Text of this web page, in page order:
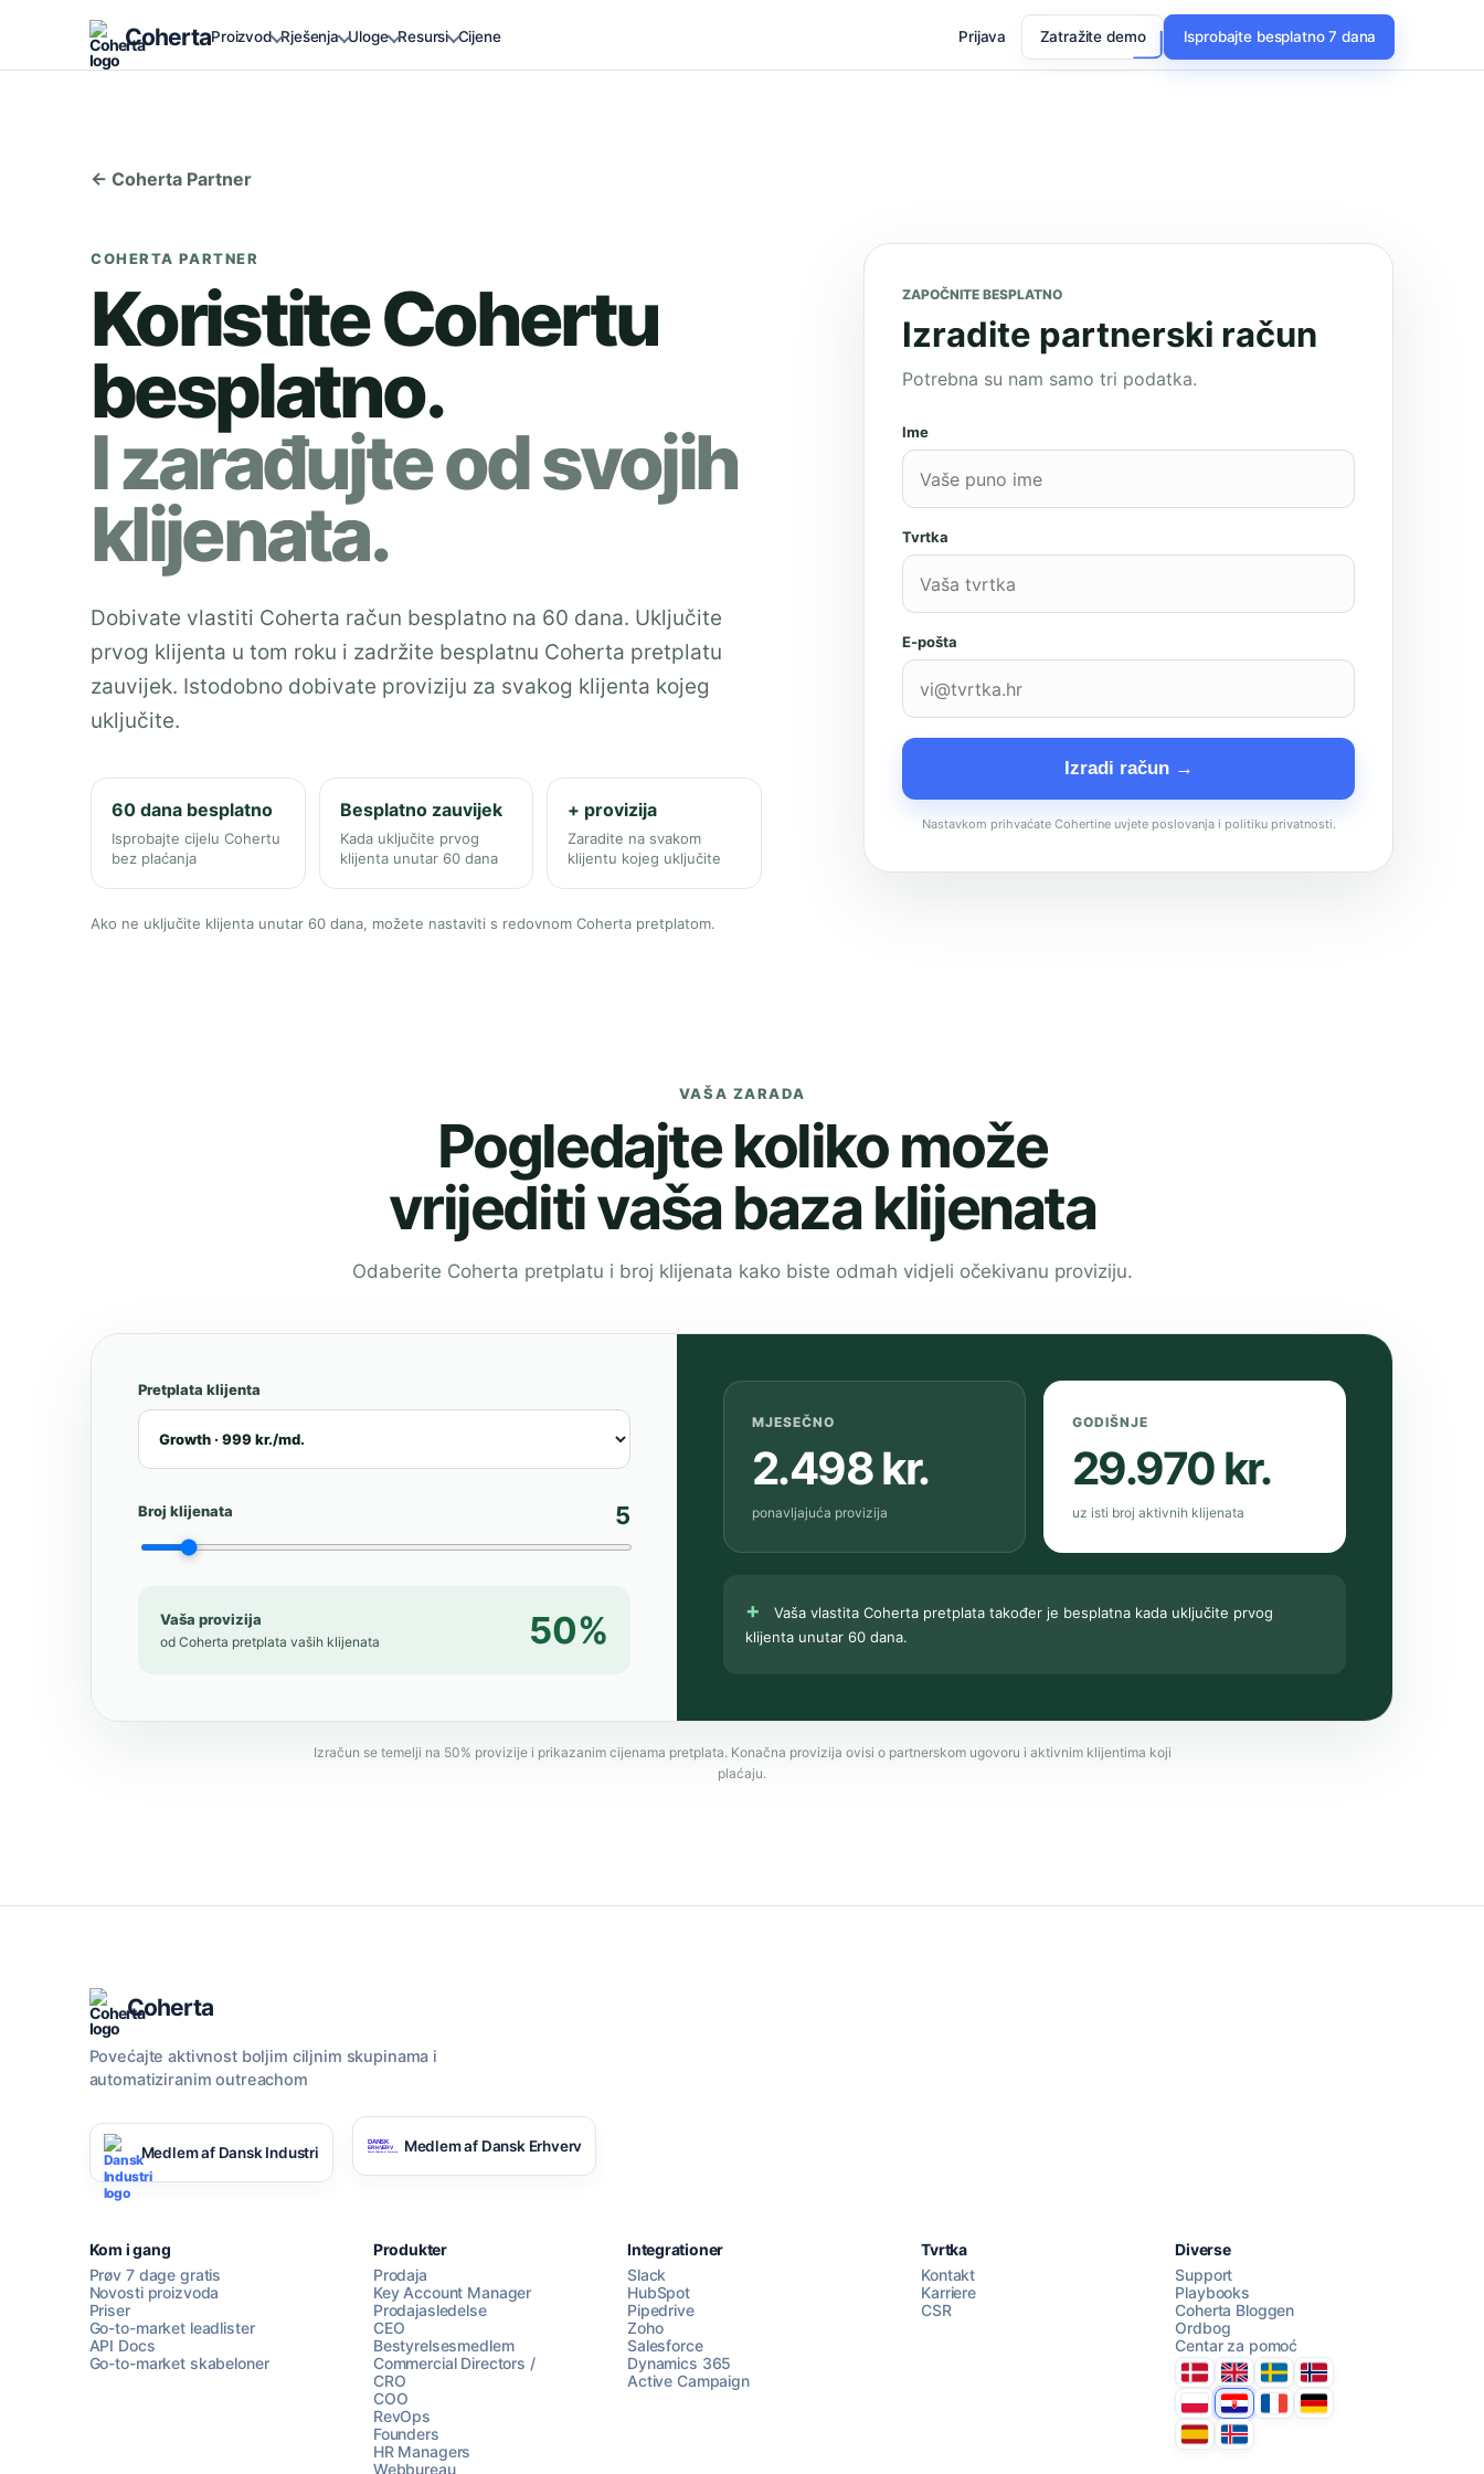
CohertaProizvod Rješenja Uloge Resursi Cijene Prijava Zatražite demo Isprobajte besplatno 7 dana
← Coherta Partner
COHERTA PARTNER
Koristite Cohertu
besplatno.
I zarađujte od svojih
klijenata.
Dobivate vlastiti Coherta račun besplatno na 60 dana. Uključite
prvog klijenta u tom roku i zadržite besplatnu Coherta pretplatu
zauvijek. Istodobno dobivate proviziju za svakog klijenta kojeg
uključite.
60 dana besplatno
Isprobajte cijelu Cohertu
bez plaćanja
Besplatno zauvijek
Kada uključite prvog
klijenta unutar 60 dana
+ provizija
Zaradite na svakom
klijentu kojeg uključite
Ako ne uključite klijenta unutar 60 dana, možete nastaviti s redovnom Coherta pretplatom.
ZAPOČNITE BESPLATNO
Izradite partnerski račun
Potrebna su nam samo tri podatka.
Ime
Tvrtka
E-pošta
Izradi račun →
Nastavkom prihvaćate Cohertine uvjete poslovanjai politiku privatnosti.
VAŠA ZARADA
Pogledajte koliko može
vrijediti vaša baza klijenata
Odaberite Coherta pretplatu i broj klijenata kako biste odmah vidjeli očekivanu proviziju.
Pretplata klijenta
Broj klijenata 5
Vaša provizija 50%
od Coherta pretplata vaših klijenata
MJESEČNO
2.498 kr.
ponavljajuća provizija
GODIŠNJE
29.970 kr.
uz isti broj aktivnih klijenata
+
Vaša vlastita Coherta pretplata također je besplatna kada uključite prvog
klijenta unutar 60 dana.
Izračun se temelji na 50% provizije i prikazanim cijenama pretplata. Konačna provizija ovisi o partnerskom ugovoru i aktivnim klijentima koji
plaćaju.
AI Campaign Assist Chat with us
Coherta
Povećajte aktivnost boljim ciljnim skupinama i
automatiziranim outreachom
Medlem af Dansk Industri Medlem af Dansk Erhverv
Kom i gang
Prøv 7 dage gratis
Novosti proizvoda
Priser
Go-to-market leadlister
API Docs
Go-to-market skabeloner
Produkter
Prodaja
Key Account Manager
Prodajasledelse
CEO
Bestyrelsesmedlem
Commercial Directors /
CRO
COO
RevOps
Founders
HR Managers
Webbureau
Integrationer
Slack
HubSpot
Pipedrive
Zoho
Salesforce
Dynamics 365
Active Campaign
Tvrtka
Kontakt
Karriere
CSR
Diverse
Support
Playbooks
Coherta Bloggen
Ordbog
Centar za pomoć
DanmarkUnited Kingdom
SverigeNorge
PolskaHrvatskaFranceDeutschland
EspanaÍsland